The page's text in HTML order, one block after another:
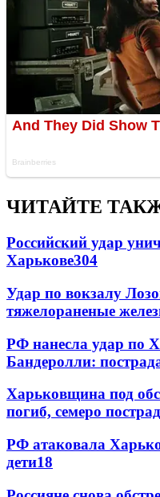
ЧИТАЙТЕ
Российский удар
Харькове304
Удар по вокзалу
тяжелораненые
РФ нанесла удар по
Бандеролли:
Харьковщина под
погиб, семеро
РФ атаковала
дети18